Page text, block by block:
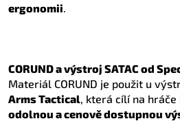
ergonomii.
CORUND a výstroj SATAC od
Materiál CORUND je použit u
Arms Tactical, která cílí na
odolnou a cenově dostupnou